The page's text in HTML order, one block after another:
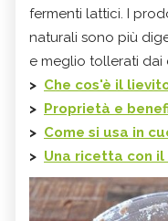
fermenti lattici. I
naturali sono più
e meglio tollerati dai
> Che cos'è il
> Proprietà e
> Come si usa in
> Una ricetta con